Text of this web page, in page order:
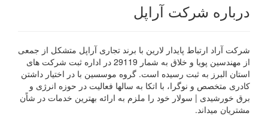
درباره شرکت آراپل
شرکت آراد ارتباط پایدار لارین با برند تجاری آراپل متشکل از جمعی
از مهندسین پویا و خلاق به شمار 29119 در اداره ثبت شرکت های
استان البرز به ثبت رسیده است. گروه موسسین با در اختیار داشتن
کادری متخصص و نوگرا، با اتکا به سالها فعالیت در حوزه انرژی و
برق خورشیدی | سولار خود را ملزم به ارائه بهترین خدمات در شاًن
مشتریان میداند.